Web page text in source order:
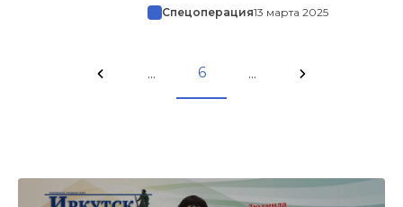
Спецоперация13 марта 2025
... 6 ...